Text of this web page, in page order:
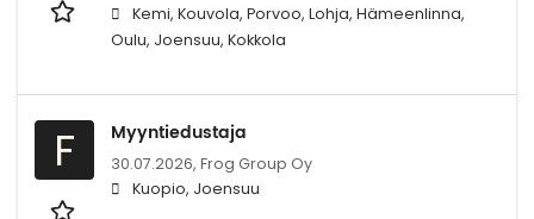
Kemi, Kouvola, Porvoo, Lohja, Hämeenlinna,
Oulu, Joensuu, Kokkola
F Myyntiedustaja
30.07.2026, Frog Group Oy
Kuopio, Joensuu